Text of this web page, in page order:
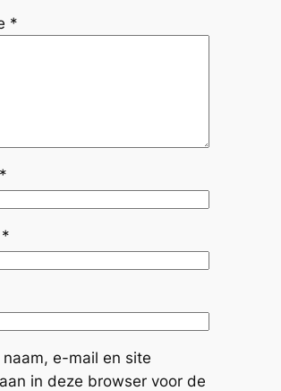
*
*
*
naam, e-mail en site
in deze browser voor de